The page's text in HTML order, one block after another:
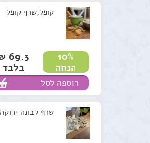
קופל,שרף קופל
10%
הנחה
69.3 ₪
בלבד
הוספה לסל
שרף לבונה ירוקה